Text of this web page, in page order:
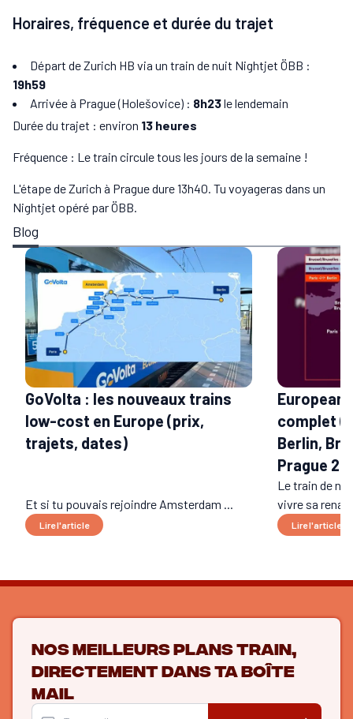
Horaires, fréquence et durée du trajet
Départ de Zurich HB via un train de nuit Nightjet ÖBB :
19h59
Arrivée à Prague (Holešovice) : 8h23le lendemain
Durée du trajet : environ 13 heures
Fréquence : Le train circule tous les jours de la semaine !
L'étape de Zurich à Prague dure 13h40. Tu voyageras dans un
Nightjet opéré par ÖBB.
Blog
GoVolta : les nouveaux trains
low-cost en Europe (prix,
trajets, dates)
Et si tu pouvais rejoindre Amsterdam ...
Lire l'article
European
complet
Berlin,
Prague
Le train de
vivre sa
Lire l'article
Nos meilleurs plans train,
directement dans ta boîte
mail